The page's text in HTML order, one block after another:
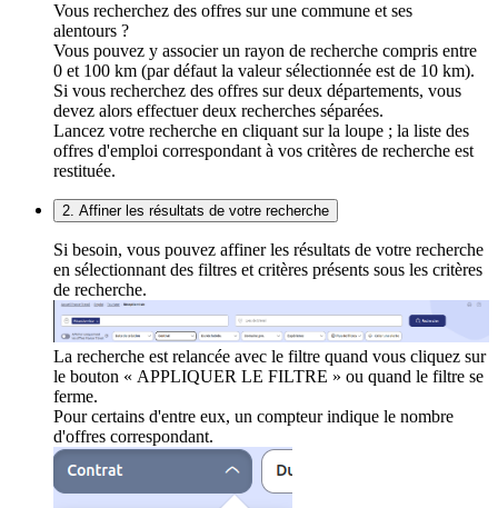
Vous recherchez des offres sur une commune et ses
alentours ?
Vous pouvez y associer un rayon de recherche compris entre
0 et 100 km (par défaut la valeur sélectionnée est de 10 km).
Si vous recherchez des offres sur deux départements, vous
devez alors effectuer deux recherches séparées.
Lancez votre recherche en cliquant sur la loupe ; la liste des
offres d'emploi correspondant à vos critères de recherche est
restituée.
2. Affiner les résultats de votre recherche
Si besoin, vous pouvez affiner les résultats de votre recherche
en sélectionnant des filtres et critères présents sous les critères
de recherche.
La recherche est relancée avec le filtre quand vous cliquez sur
le bouton « APPLIQUER LE FILTRE » ou quand le filtre se
ferme.
Pour certains d'entre eux, un compteur indique le nombre
d'offres correspondant.